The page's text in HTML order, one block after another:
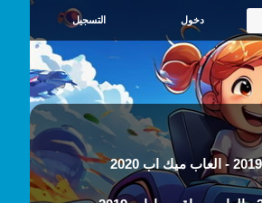
التسجيل